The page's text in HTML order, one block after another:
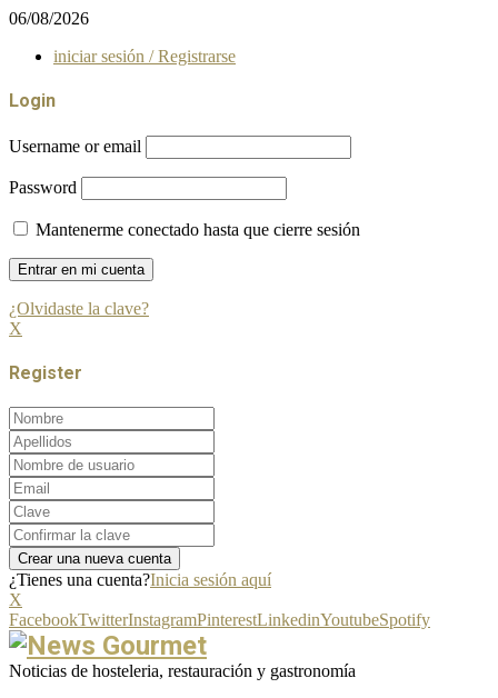
06/08/2026
iniciar sesión / Registrarse
Login
Username or email
Password
Mantenerme conectado hasta que cierre sesión
¿Olvidaste la clave?
X
Register
¿Tienes una cuenta?Inicia sesión aquí
X
FacebookTwitterInstagramPinterestLinkedinYoutubeSpotify
Noticias de hosteleria, restauración y gastronomía